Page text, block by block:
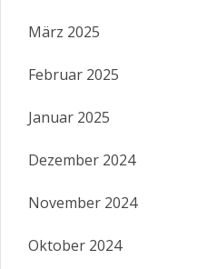
März 2025
Februar 2025
Januar 2025
Dezember 2024
November 2024
Oktober 2024